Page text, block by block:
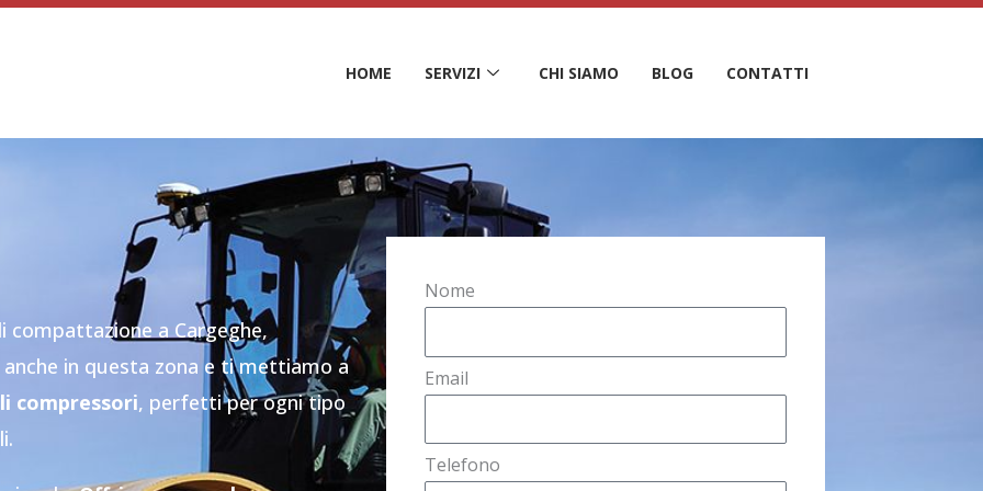
HOME SERVIZI CHI SIAMO BLOG CONTATTI
compattazione a Cargeghe,
anche in questa zona e ti mettiamo a
compressori, perfetti per ogni tipo
Nome
Email
Telefono